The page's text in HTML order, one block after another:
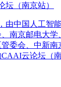
坛（南京站）
由中国人工智
南京邮电大
委会、中新
云论坛（